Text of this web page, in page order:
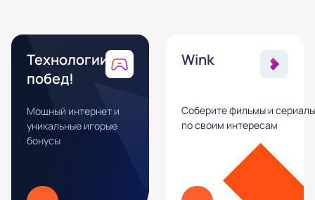
Технологии
побед!
Мощный интернет и
уникальные игорые
бонусы
Wink
Соберите фильмы и сериалы
по своим интересам